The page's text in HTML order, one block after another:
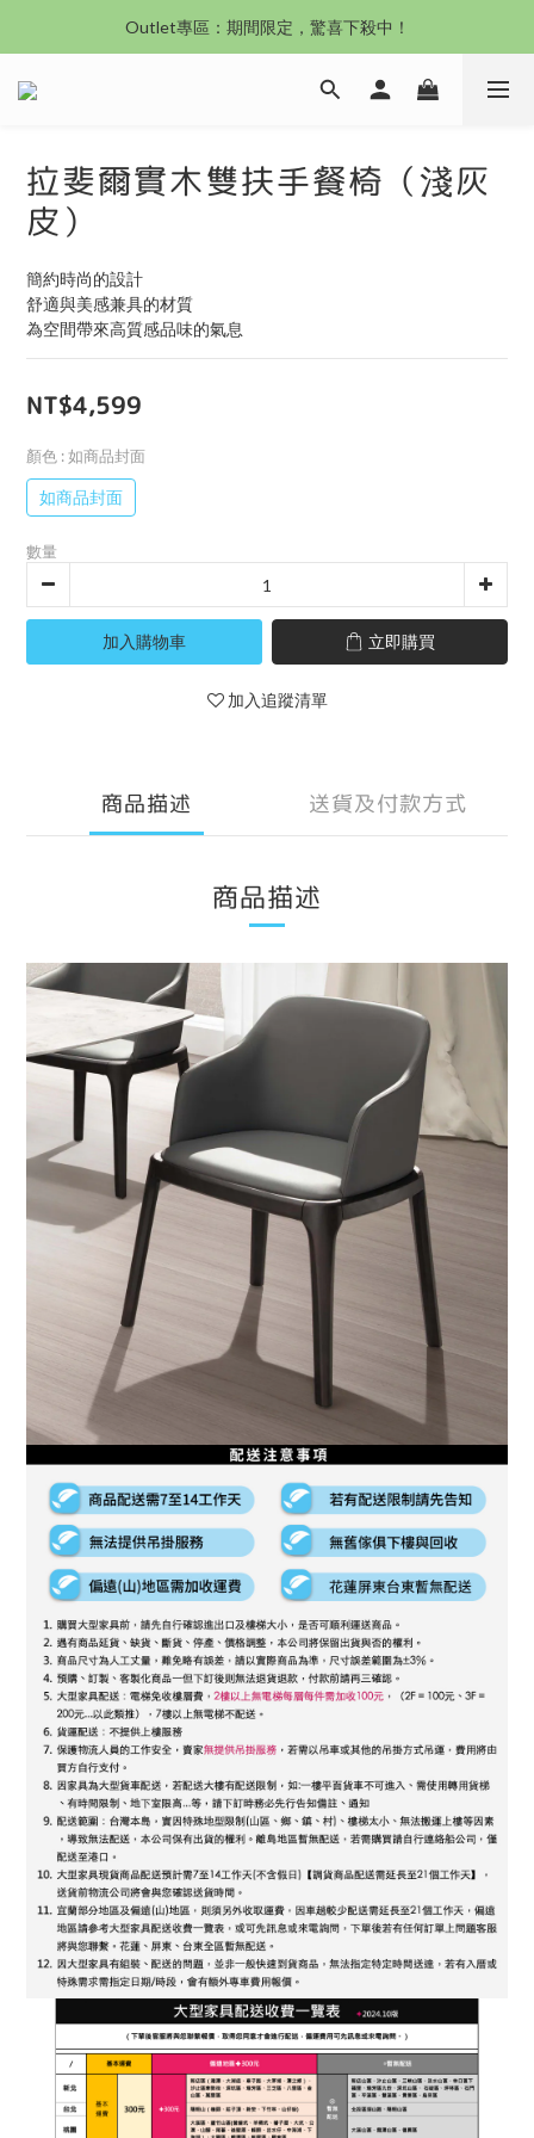
沙發新登場｜想躺就躺，頭等艙到商務艙一次擁有
Outlet專區：期間限定，驚喜下殺中！
沙發新登場｜想躺就躺，頭等艙到商務艙一次擁有
拉斐爾實木雙扶手餐椅（淺灰
皮）
簡約時尚的設計
舒適與美感兼具的材質
為空間帶來高質感品味的氣息
NT$4,599
顏色 : 如商品封面
如商品封面
數量
加入購物車 立即購買
加入追蹤清單
商品描述 送貨及付款方式
商品描述